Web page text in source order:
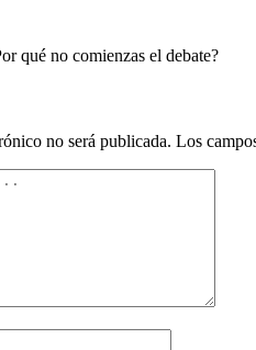
qué no comienzas el debate?
no será publicada. Los